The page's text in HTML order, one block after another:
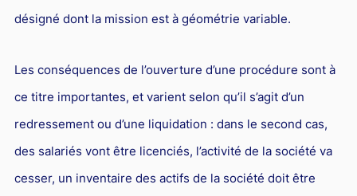
désigné dont la mission est à géométrie variable.
Les conséquences de l’ouverture d’une procédure sont à
ce titre importantes, et varient selon qu’il s’agit d’un
redressement ou d’une liquidation : dans le second cas,
des salariés vont être licenciés, l’activité de la société va
cesser, un inventaire des actifs de la société doit être